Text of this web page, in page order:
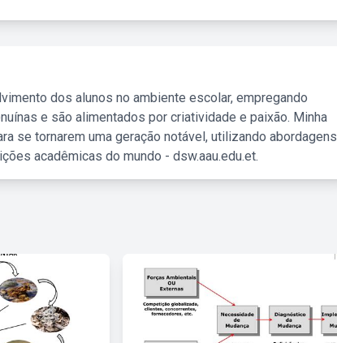
dos alunos no ambiente escolar, empregando
e são alimentados por criatividade e paixão. Minha
se tornarem uma geração notável, utilizando abordagens
acadêmicas do mundo - dsw.aau.edu.et.